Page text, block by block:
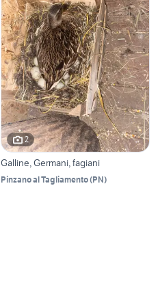
2
Galline, Germani, fagiani
Pinzano al Tagliamento(PN)